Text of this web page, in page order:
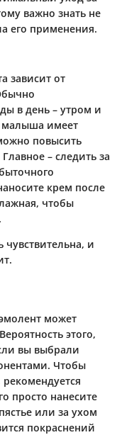
важно знать не
его применения.
зависит от
в день – утром и
малыша имеет
повысить
– следить за
крем после
чтобы
и
может
этого,
вы выбрали
Чтобы
просто нанесите
или за ухом
покраснений